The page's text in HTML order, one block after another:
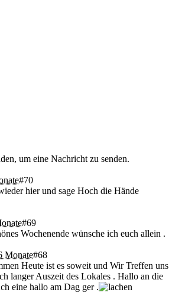
um eine Nachricht zu senden.
#70
hier und sage Hoch die Hände
#69
Wochenende wünsche ich euch allein .
Monate#68
Heute ist es soweit und Wir Treffen uns
langer Auszeit des Lokales . Hallo an die
eine hallo am Dag ger .